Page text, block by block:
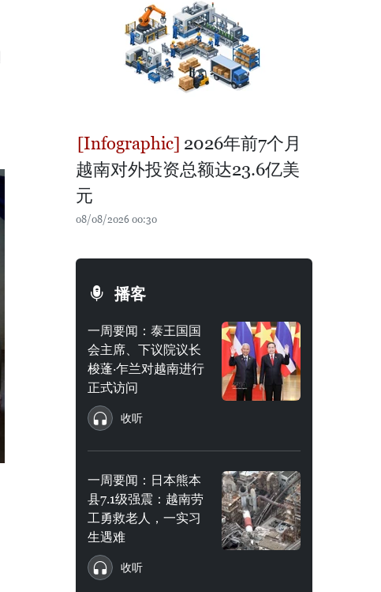
2026年前7个月
越南对外投资总额达23.6亿美
元
08/08/2026 00:30
播客
一周要闻：泰王国国
会主席、下议院议长
梭蓬·乍兰对越南进行
正式访问
收听
一周要闻：日本熊本
县7.1级强震：越南劳
工勇救老人，一实习
生遇难
收听